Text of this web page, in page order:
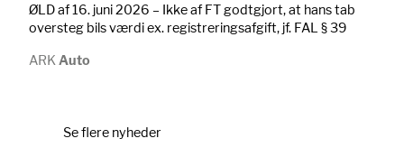
ØLD af 16. juni 2026 – Ikke af FT godtgjort, at hans tab
oversteg bils værdi ex. registreringsafgift, jf. FAL § 39
ARK Auto
Se flere nyheder